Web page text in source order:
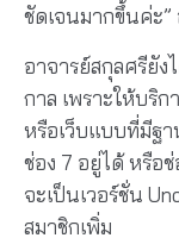
ชัดเจนมากขึ้นค่ะ”
อาจารย์สกุลศรียัง
กาล เพราะให้บริ
หรือเว็บแบบที่มีฐ
ช่อง 7 อยู่ได้ หรือ
จะเป็นเวอร์ชั่น
สมาชิกเพิ่ม